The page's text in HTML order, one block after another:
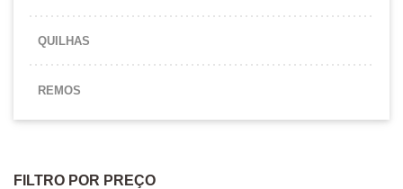
QUILHAS
REMOS
FILTRO POR PREÇO